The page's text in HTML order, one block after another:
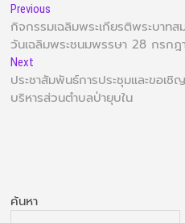
Previous
กิจกรรมเฉลิมพระเกียรติพระบาทส
วันเฉลิมพระชนมพรรษา 28 กรก
Next
ประชาสัมพันธ์การประชุมและขอเชิ
บริหารส่วนตำบลป่ายุบใน
ค้นหา